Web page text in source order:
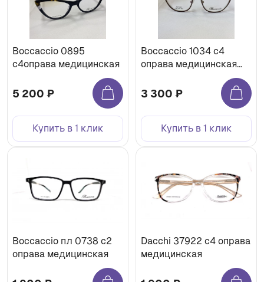
Boccaccio 0895
с4оправа медицинская
5 200 ₽
Купить в 1 клик
Boccaccio 1034 с4
оправа медицинская
3 300 ₽
Купить в 1 клик
Boccaccio пл 0738 с2
оправа медицинская
Dacchi 37922 с4 оправа
медицинская